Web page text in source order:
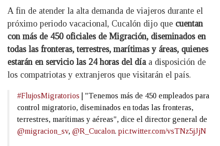
A fin de atender la alta demanda de viajeros durante el
próximo periodo vacacional, Cucalón dijo que cuentan
con más de 450 oficiales de Migración, diseminados en
todas las fronteras, terrestres, marítimas y áreas, quienes
estarán en servicio las 24 horas del díaa disposición de
los compatriotas y extranjeros que visitarán el país.
#FlujosMigratorios | "Tenemos más de 450 empleados para
control migratorio, diseminados en todas las fronteras,
terrestres, marítimas y aéreas", dice el director general de
@migracion_sv, @R_Cucalon. pic.twitter.com/vsTNz5jJjN